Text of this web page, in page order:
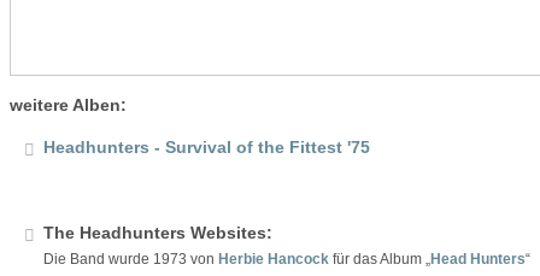
weitere Alben:
Headhunters - Survival of the Fittest '75
The Headhunters Websites:
Die Band wurde 1973 von Herbie Hancock für das Album „ Head Hunters“